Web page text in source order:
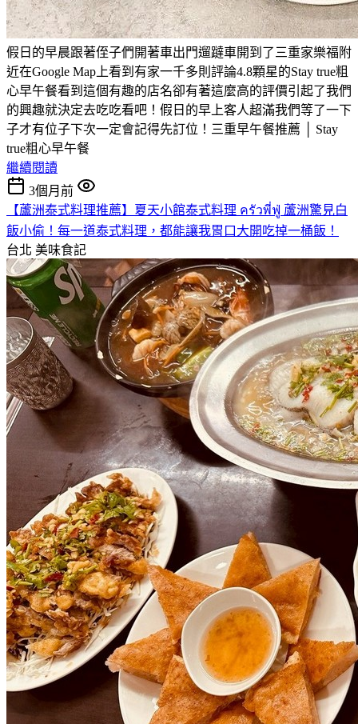
假日的早晨跟著侄子們開著車出門遛躂車開到了三重家樂福附
近在Google Map上看到有家一千多則評論4.8顆星的Stay true粗
心早午餐看到這個有趣的店名卻有著這麼高的評價引起了我們
的興趣就決定去吃吃看吧！假日的早上客人超滿我們等了一下
子才有位子下次一定會記得先訂位！三重早午餐推薦 │ Stay
true粗心早午餐
繼續閱讀
3個月前
【蘆洲泰式料理推薦】夏天小館泰式料理 ครัวพี่ฟู่ 蘆洲驚見白
飯小偷！每一道泰式料理，都能讓我胃口大開吃掉一桶飯！
台北 美味食記